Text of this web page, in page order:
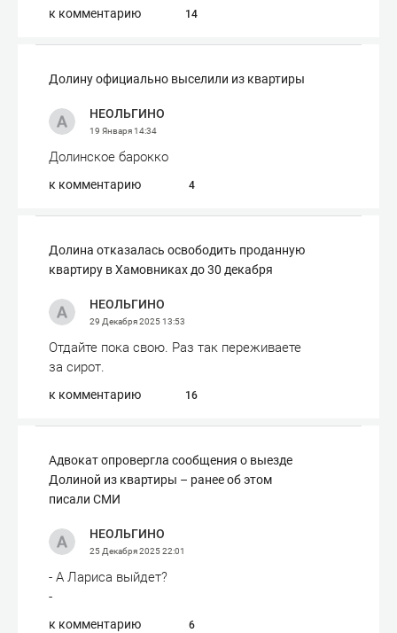
к комментарию 14
Долину официально выселили из квартиры
НЕОЛЬГИНО
19 Января14:34
Долинское барокко
к комментарию 4
Долина отказалась освободить проданную
квартиру в Хамовниках до 30 декабря
НЕОЛЬГИНО
29 Декабря 202513:53
Отдайте пока свою. Раз так переживаете
за сирот.
к комментарию 16
Адвокат опровергла сообщения о выезде
Долиной из квартиры – ранее об этом
писали СМИ
НЕОЛЬГИНО
25 Декабря 202522:01
- А Лариса выйдет?
-
к комментарию 6